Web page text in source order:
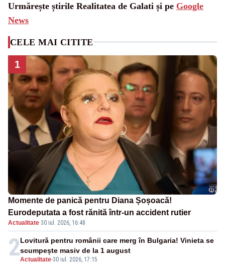
Urmărește știrile Realitatea de Galati și pe Google
News
CELE MAI CITITE
1
Momente de panică pentru Diana Șoșoacă!
Eurodeputata a fost rănită într-un accident rutier
Actualitate·30 iul. 2026, 16:48
2Actualitate-30 iul. 2026, 17:15
Lovitură pentru românii care merg în Bulgaria! Vinieta se
scumpește masiv de la 1 august